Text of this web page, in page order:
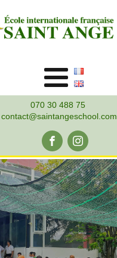
070 30 488 75
contact@saintangeschool.com